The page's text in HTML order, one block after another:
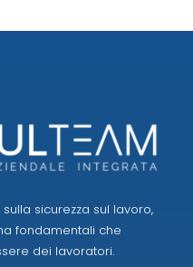
sicurezza sul lavoro,
fondamentali che
dei lavoratori.